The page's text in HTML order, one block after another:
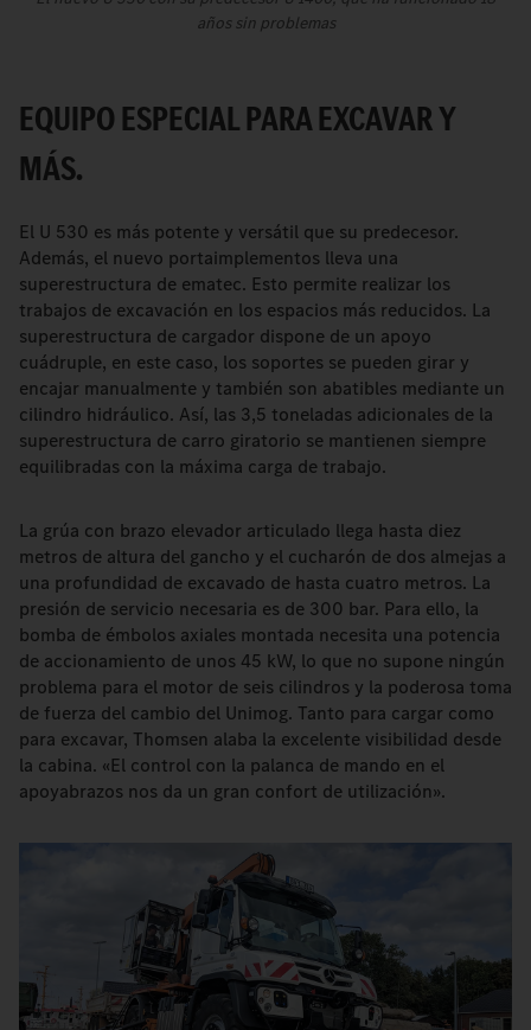
años sin problemas
EQUIPO ESPECIAL PARA EXCAVAR Y
MÁS.
El U 530 es más potente y versátil que su predecesor.
Además, el nuevo portaimplementos lleva una
superestructura de ematec. Esto permite realizar los
trabajos de excavación en los espacios más reducidos. La
superestructura de cargador dispone de un apoyo
cuádruple, en este caso, los soportes se pueden girar y
encajar manualmente y también son abatibles mediante un
cilindro hidráulico. Así, las 3,5 toneladas adicionales de la
superestructura de carro giratorio se mantienen siempre
equilibradas con la máxima carga de trabajo.
La grúa con brazo elevador articulado llega hasta diez
metros de altura del gancho y el cucharón de dos almejas a
una profundidad de excavado de hasta cuatro metros. La
presión de servicio necesaria es de 300 bar. Para ello, la
bomba de émbolos axiales montada necesita una potencia
de accionamiento de unos 45 kW, lo que no supone ningún
problema para el motor de seis cilindros y la poderosa toma
de fuerza del cambio del Unimog. Tanto para cargar como
para excavar, Thomsen alaba la excelente visibilidad desde
la cabina. «El control con la palanca de mando en el
apoyabrazos nos da un gran confort de utilización».